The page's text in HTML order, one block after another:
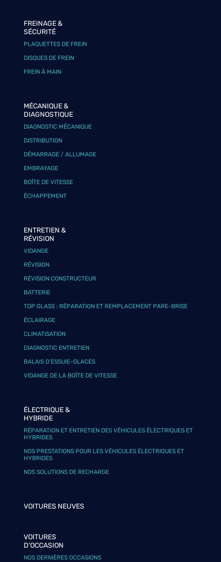
FREINAGE &
SÉCURITÉ
PLAQUETTES DE FREIN
DISQUES DE FREIN
FREIN À MAIN
MÉCANIQUE &
DIAGNOSTIQUE
DIAGNOSTIC MÉCANIQUE
DISTRIBUTION
DÉMARRAGE / ALLUMAGE
EMBRAYAGE
BOÎTE DE VITESSE
ÉCHAPPEMENT
ENTRETIEN &
RÉVISION
VIDANGE
RÉVISION
RÉVISION CONSTRUCTEUR
BATTERIE
TOP GLASS : RÉPARATION ET REMPLACEMENT PARE-BRISE
ÉCLAIRAGE
CLIMATISATION
DIAGNOSTIC ENTRETIEN
BALAIS D’ESSUIE-GLACES
VIDANGE DE LA BOÎTE DE VITESSE
ÉLECTRIQUE &
HYBRIDE
RÉPARATION ET ENTRETIEN DES VÉHICULES ÉLECTRIQUES ET
HYBRIDES
NOS PRESTATIONS POUR LES VÉHICULES ÉLECTRIQUES ET
HYBRIDES
NOS SOLUTIONS DE RECHARGE
VOITURES NEUVES
VOITURES
D'OCCASION
NOS DERNIÈRES OCCASIONS